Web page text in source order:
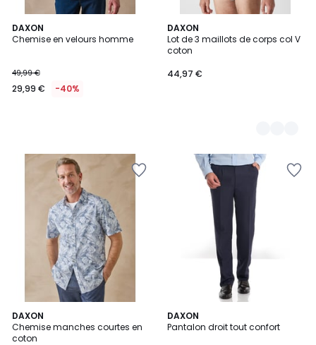
DAXON
Chemise en velours homme
49,99 €
29,99 € -40%
DAXON
Lot de 3 maillots de corps col V
coton
44,97 €
2
Couleurs
DAXON
Chemise manches courtes en
coton
DAXON
Pantalon droit tout confort
3,4
/ 5